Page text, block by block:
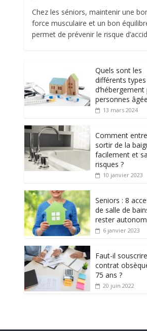
Chez les séniors, maintenir une
force musculaire et un bon
permet de prévenir le risque
Quels sont les
différents types
personnes
13 mars 2024
Comment
sortir de la
facilement et
risques ?
10 janvier 2023
Seniors : 8
de salle de
rester
6 janvier 2023
Faut-il
contrat
75 ans ?
20 juin 2022